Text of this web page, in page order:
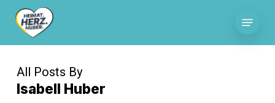
content
All Posts By
Isabell Huber